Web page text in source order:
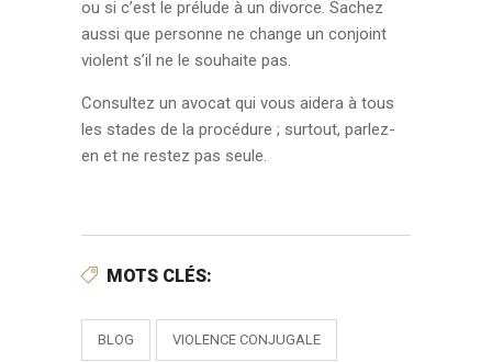
ou si c’est le prélude à un divorce. Sachez
aussi que personne ne change un conjoint
violent s’il ne le souhaite pas.
Consultez un avocat qui vous aidera à tous
les stades de la procédure ; surtout, parlez-
en et ne restez pas seule.
MOTS CLÉS:
BLOG VIOLENCE CONJUGALE